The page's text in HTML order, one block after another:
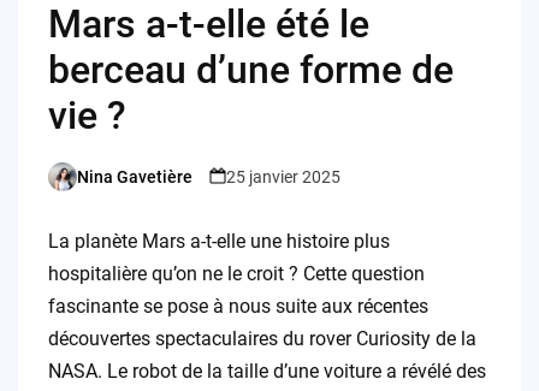
Mars a-t-elle été le
berceau d’une forme de
vie ?
Posted
Nina Gavetière 25 janvier 2025
La planète Mars a-t-elle une histoire plus
hospitalière qu’on ne le croit ? Cette question
fascinante se pose à nous suite aux récentes
découvertes spectaculaires du rover Curiosity de la
NASA. Le robot de la taille d’une voiture a révélé des